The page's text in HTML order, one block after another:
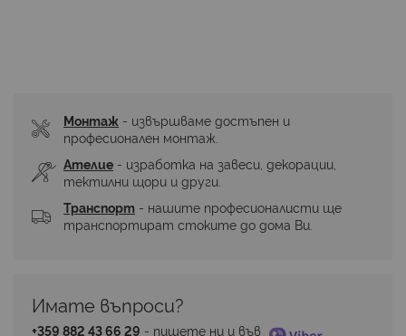
Монтаж - извършваме достъпен и
професионален монтаж.
Ателие - изработка на завеси, декорации,
тектилни щори и други.
Транспорт - нашите професионалисти ще
транспортират стоките до дома Ви.
Имате въпроси?
+359 882 43 66 29 - пишете ни и във